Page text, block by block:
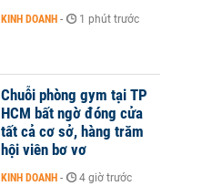
KINH DOANH - 1 phút trước
Chuỗi phòng gym tại TP
HCM bất ngờ đóng cửa
tất cả cơ sở, hàng trăm
hội viên bơ vơ
KINH DOANH - 4 giờ trước